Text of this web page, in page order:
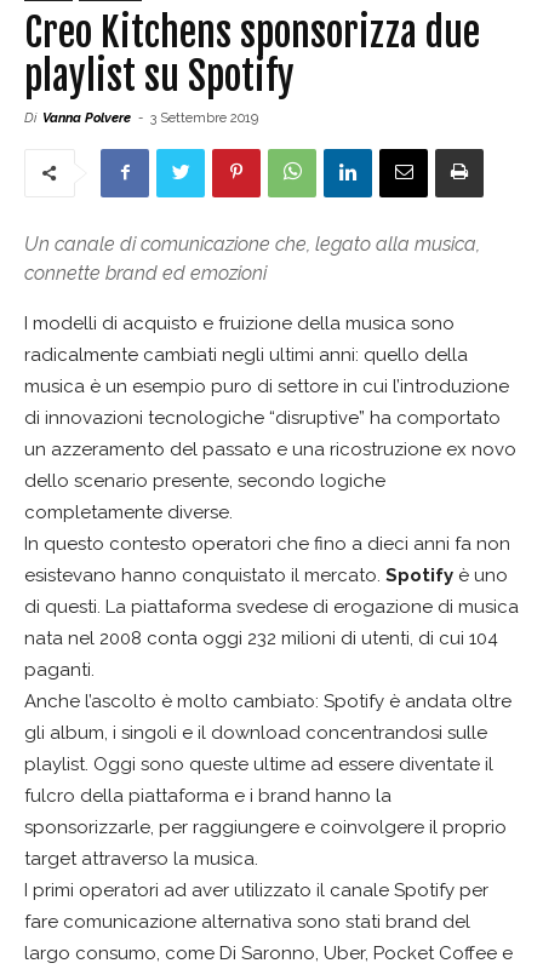
Creo Kitchens sponsorizza due
playlist su Spotify
Di Vanna Polvere - 3 Settembre 2019
Un canale di comunicazione che, legato alla musica,
connette brand ed emozioni
I modelli di acquisto e fruizione della musica sono
radicalmente cambiati negli ultimi anni: quello della
musica è un esempio puro di settore in cui l’introduzione
di innovazioni tecnologiche “disruptive” ha comportato
un azzeramento del passato e una ricostruzione ex novo
dello scenario presente, secondo logiche
completamente diverse.
In questo contesto operatori che fino a dieci anni fa non
esistevano hanno conquistato il mercato. Spotify è uno
di questi. La piattaforma svedese di erogazione di musica
nata nel 2008 conta oggi 232 milioni di utenti, di cui 104
paganti.
Anche l’ascolto è molto cambiato: Spotify è andata oltre
gli album, i singoli e il download concentrandosi sulle
playlist. Oggi sono queste ultime ad essere diventate il
fulcro della piattaforma e i brand hanno la
sponsorizzarle, per raggiungere e coinvolgere il proprio
target attraverso la musica.
I primi operatori ad aver utilizzato il canale Spotify per
fare comunicazione alternativa sono stati brand del
largo consumo, come Di Saronno, Uber, Pocket Coffee e